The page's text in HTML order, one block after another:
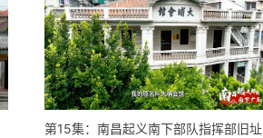
第15集：南昌起义南下部队指挥部旧址